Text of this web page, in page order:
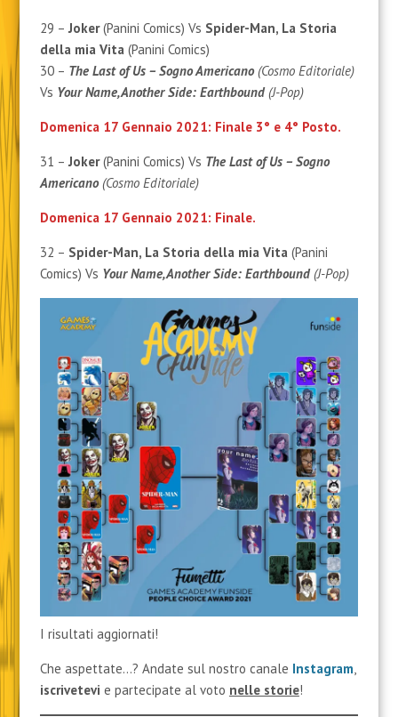
29 –Joker (Panini Comics) Vs Spider-Man, La Storia
della mia Vita (Panini Comics)
30 – The Last of Us – Sogno Americano(Cosmo Editoriale)
Vs Your Name, Another Side: Earthbound(J-Pop)
Domenica 17 Gennaio 2021: Finale 3° e 4° Posto.
31 –Joker (Panini Comics) Vs The Last of Us – Sogno
Americano(Cosmo Editoriale)
Domenica 17 Gennaio 2021: Finale.
32 – Spider-Man, La Storia della mia Vita (Panini
Comics) Vs Your Name, Another Side: Earthbound(J-Pop)
I risultati aggiornati!
Che aspettate…? Andate sul nostro canale Instagram
iscrivetevi e partecipate al voto nelle storie!